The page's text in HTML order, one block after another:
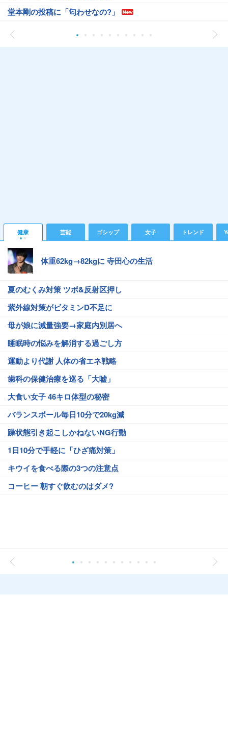
堂本剛の投稿に「匂わせなの?」
健康 芸能 ゴシップ 女子 トレンド
体重62kg→82kgに 寺田心の生活
夏のむくみ対策 ツボ&反射区押し
紫外線対策がビタミンD不足に
母が娘に減量強要→家庭内別居へ
睡眠時の悩みを解消する過ごし方
運動より代謝 人体の省エネ戦略
歯科の保健治療を巡る「大嘘」
大食い女子 46キロ体型の秘密
バランスボール毎日10分で20kg減
躁状態引き起こしかねないNG行動
1日10分で手軽に「ひざ痛対策」
キウイを食べる際の3つの注意点
コーヒー 朝すぐ飲むのはダメ?